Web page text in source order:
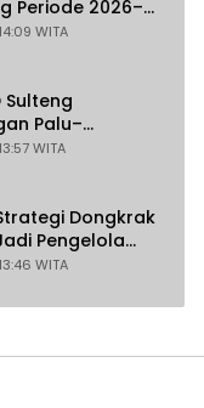
Periode 2026–
WITA
Sulteng
Palu–
Ekspor dan
WITA
Dongkrak
Pengelola
WITA